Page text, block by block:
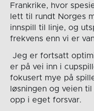
Frankrike, hvor
lett til rundt Norges
innspill til linje, og
frekvens enn vi er
Jeg er fortsatt
er på vei inn i
fokusert mye på
løsningen og veien
opp i eget forsvar.